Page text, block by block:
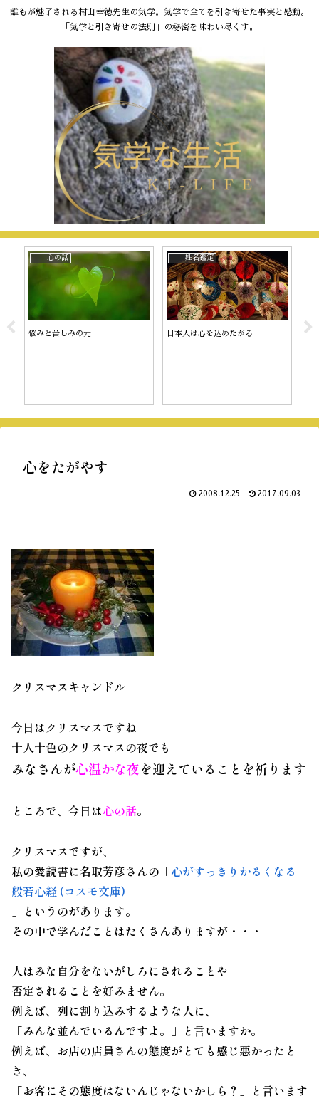
誰もが魅了される村山幸徳先生の気学。気学で全てを引き寄せた事実と感動。
「気学と引き寄せの法則」の秘密を味わい尽くす。
心の話
悩みと苦しみの元
姓名鑑定
日本人は心を込めたがる チ
心をたがやす
2008.12.25 2017.09.03
クリスマスキャンドル
今日はクリスマスですね
十人十色のクリスマスの夜でも
みなさんが心温かな夜を迎えていることを祈ります
ところで、今日は心の話。
クリスマスですが、
私の愛読書に名取芳彦さんの「心がすっきりかるくなる
般若心経 (コスモ文庫)
」というのがあります。
その中で学んだことはたくさんありますが・・・
人はみな自分をないがしろにされることや
否定されることを好みません。
例えば、列に割り込みするような人に、
「みんな並んでいるんですよ。」と言いますか。
例えば、お店の店員さんの態度がとても感じ悪かったと
き、
「お客にその態度はないんじゃないかしら？」と言います